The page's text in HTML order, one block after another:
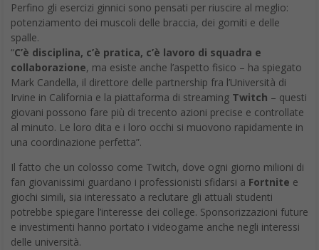
Perfino gli esercizi ginnici sono pensati per riuscire al meglio:
potenziamento dei muscoli delle braccia, dei gomiti e delle
spalle.
“C’è disciplina, c’è pratica, c’è lavoro di squadra e
collaborazione, ma esiste anche l’aspetto fisico – ha spiegato
Mark Candella, il direttore delle partnership fra l’Università di
Irvine in California e la piattaforma di streaming Twitch – questi
giovani possono fare più di trecento azioni precise e controllate
al minuto. Le loro dita e i loro occhi si muovono rapidamente in
una coordinazione perfetta”.
Il fatto che un colosso come Twitch, dove ogni giorno milioni di
fan giovanissimi guardano i professionisti sfidarsi a Fortnite e
giochi simili, sia interessato a reclutare gli attuali studenti
potrebbe spiegare l’interesse dei college. Sponsorizzazioni future
e investimenti hanno portato i videogame anche negli interessi
delle università.